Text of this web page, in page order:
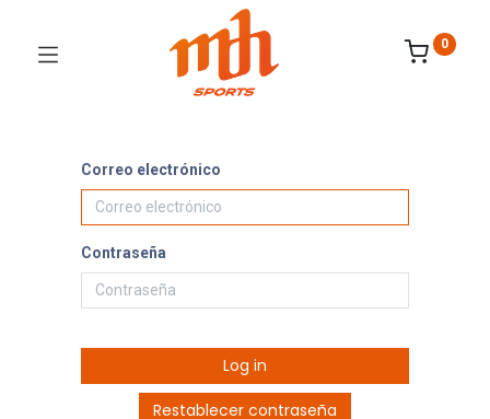
0
Correo electrónico
Contraseña
Log in
Restablecer contraseña